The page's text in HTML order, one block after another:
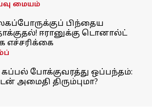
மையம்
பிந்தைய
ஈரானுக்கு டொனால்ட்
எச்சரிக்கை
போக்குவரத்து ஒப்பந்தம்:
அமைதி திரும்புமா?